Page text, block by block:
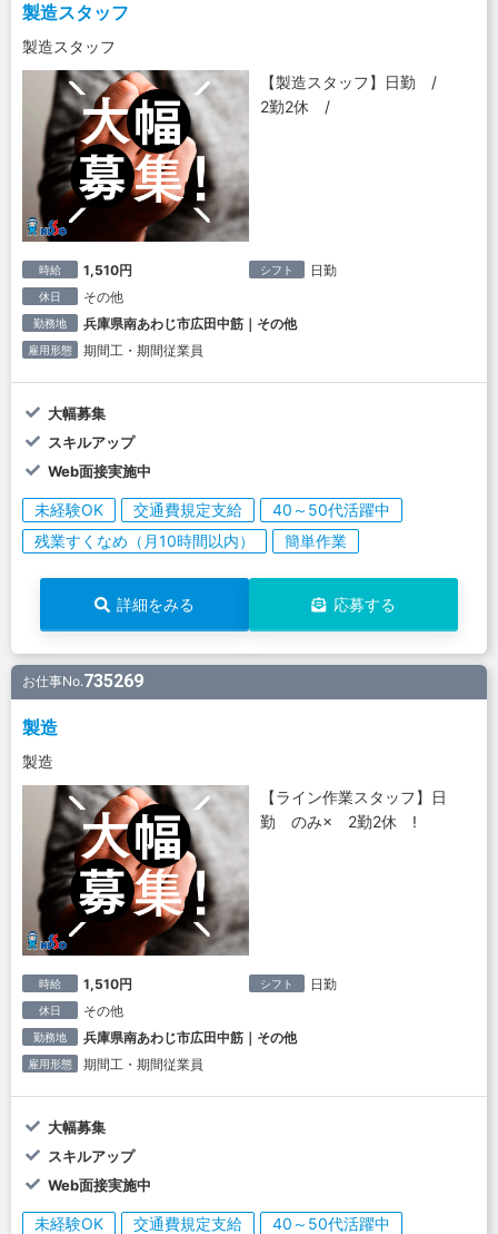
製造スタッフ
製造スタッフ
【製造スタッフ】日勤 /
2勤2休 /
時給 1,510円 シフト 日勤
休日 その他
勤務地 兵庫県南あわじ市広田中筋｜その他
雇用形態 期間工・期間従業員
大幅募集
スキルアップ
Web面接実施中
未経験OK 交通費規定支給
40～50代活躍中
残業すくなめ（月10時間以内）
簡単作業
詳細をみる 応募する
お仕事No.735269
製造
製造
【ライン作業スタッフ】日
勤 のみ× 2勤2休 !
時給 1,510円 シフト 日勤
休日 その他
勤務地 兵庫県南あわじ市広田中筋｜その他
雇用形態 期間工・期間従業員
大幅募集
スキルアップ
Web面接実施中
未経験OK 交通費規定支給
40～50代活躍中